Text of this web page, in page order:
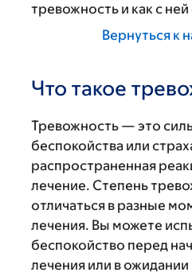
тревожность и как с ней
Вернуться к
Что такое
Тревожность — это
беспокойства или
распространенная
лечение. Степень
отличаться в разные
лечения. Вы можете
беспокойство перед
лечения или в ожидании